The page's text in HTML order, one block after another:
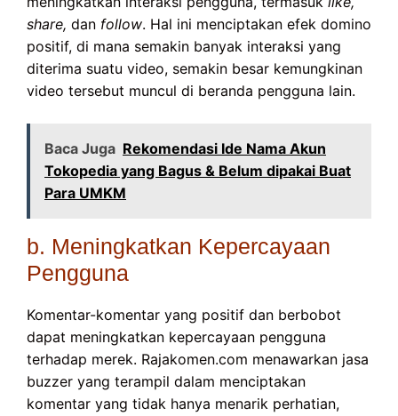
share, dan follow. Hal ini menciptakan efek domino
positif, di mana semakin banyak interaksi yang
diterima suatu video, semakin besar kemungkinan
video tersebut muncul di beranda pengguna lain.
Baca Juga Rekomendasi Ide Nama Akun
Tokopedia yang Bagus & Belum dipakai Buat
Para UMKM
b. Meningkatkan Kepercayaan
Pengguna
Komentar-komentar yang positif dan berbobot
dapat meningkatkan kepercayaan pengguna
terhadap merek. Rajakomen.com menawarkan jasa
buzzer yang terampil dalam menciptakan
komentar yang tidak hanya menarik perhatian,